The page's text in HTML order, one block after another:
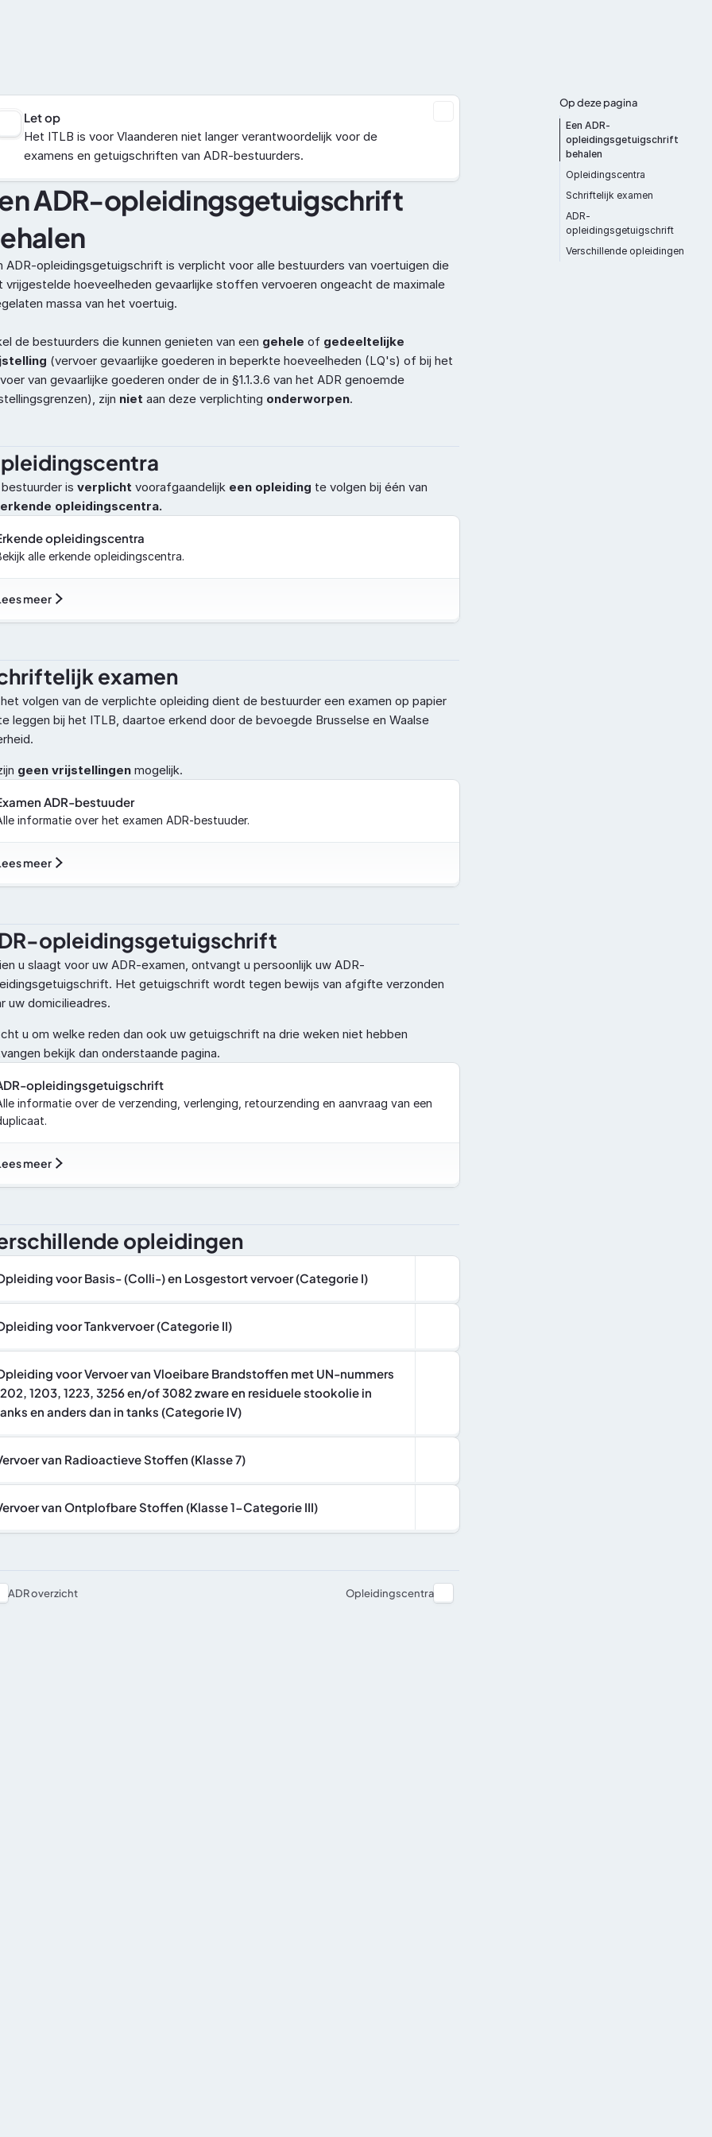
Let op
Het ITLB is voor Vlaanderen niet langer verantwoordelijk voor de
examens en getuigschriften van ADR-bestuurders.
ADR-opleidingsgetuigschrift
ADR-opleidingsgetuigschrift is verplicht voor alle bestuurders van voertuigen die
vrijgestelde hoeveelheden gevaarlijke stoffen vervoeren ongeacht de maximale
massa van het voertuig.
de bestuurders die kunnen genieten van een gehele of gedeeltelijke
(vervoer gevaarlijke goederen in beperkte hoeveelheden (LQ's) of bij het
van gevaarlijke goederen onder de in §1.1.3.6 van het ADR genoemde
zijn niet aan deze verplichting onderworpen.
is verplicht voorafgaandelijk een opleiding te volgen bij één van
opleidingscentra.
opleidingscentra
alle erkende opleidingscentra.
meer
examen
volgen van de verplichte opleiding dient de bestuurder een examen op papier
leggen bij het ITLB, daartoe erkend door de bevoegde Brusselse en Waalse
geen vrijstellingen mogelijk.
ADR-bestuuder
informatie over het examen ADR-bestuuder.
meer
opleidingsgetuigschrift
u slaagt voor uw ADR-examen, ontvangt u persoonlijk uw ADR-
Het getuigschrift wordt tegen bewijs van afgifte verzonden
uw domicilieadres.
u om welke reden dan ook uw getuigschrift na drie weken niet hebben
bekijk dan onderstaande pagina.
opleidingsgetuigschrift
informatie over de verzending, verlenging, retourzending en aanvraag van een
meer
opleidingen
voor Basis- (Colli-) en Losgestort vervoer (Categorie I)
voor Tankvervoer (Categorie II)
voor Vervoer van Vloeibare Brandstoffen met UN-nummers
1203, 1223, 3256 en/of 3082 zware en residuele stookolie in
en anders dan in tanks (Categorie IV)
van Radioactieve Stoffen (Klasse 7)
van Ontplofbare Stoffen (Klasse 1-Categorie III)
ADR overzicht Opleidingscentra
Op deze pagina
Een ADR-
opleidingsgetuigschrift
behalen
Opleidingscentra
Schriftelijk examen
ADR-
opleidingsgetuigschrift
Verschillende opleidingen